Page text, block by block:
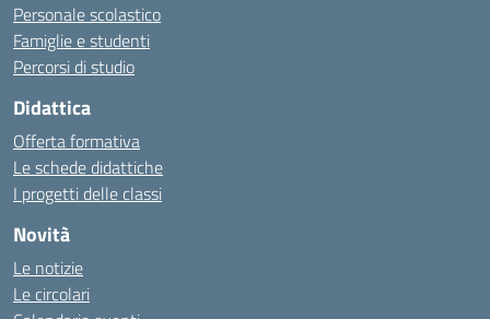
Personale scolastico
Famiglie e studenti
Percorsi di studio
Didattica
Offerta formativa
Le schede didattiche
I progetti delle classi
Novità
Le notizie
Le circolari